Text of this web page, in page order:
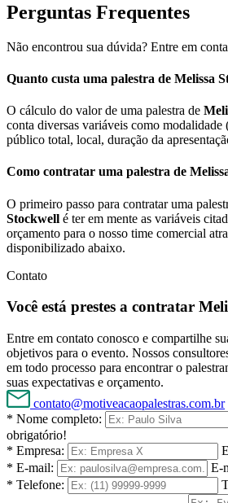
Perguntas Frequentes
Não encontrou sua dúvida? Entre em
Quanto custa uma palestra de Melissa
O cálculo do valor de uma palestra de
conta diversas variáveis como modalidade
público total, local, duração da
Como contratar uma palestra de
O primeiro passo para contratar uma
Stockwell é ter em mente as variáveis
orçamento para o nosso time comercial
disponibilizado abaixo.
Contato
Você está prestes a contratar
Entre em contato conosco e compartilhe
objetivos para o evento. Nossos
em todo processo para encontrar o
suas expectativas e orçamento.
contato@motiveacaopalestras.com.br
* Nome completo:
obrigatório!
* Empresa:
* E-mail:
E-
* Telefone: